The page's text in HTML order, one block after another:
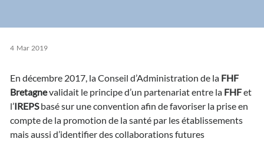
4 Mar 2019
En décembre 2017, la Conseil d’Administration de la FHF
Bretagnevalidait le principe d’un partenariat entre la FHFet
l’IREPSbasé sur une convention afin de favoriser la prise en
compte de la promotion de la santé par les établissements
mais aussi d’identifier des collaborations futures